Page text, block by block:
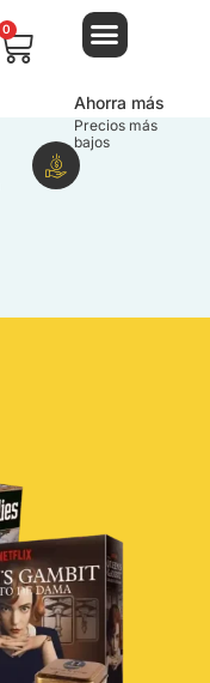
0
Ahorra más
Precios más
bajos